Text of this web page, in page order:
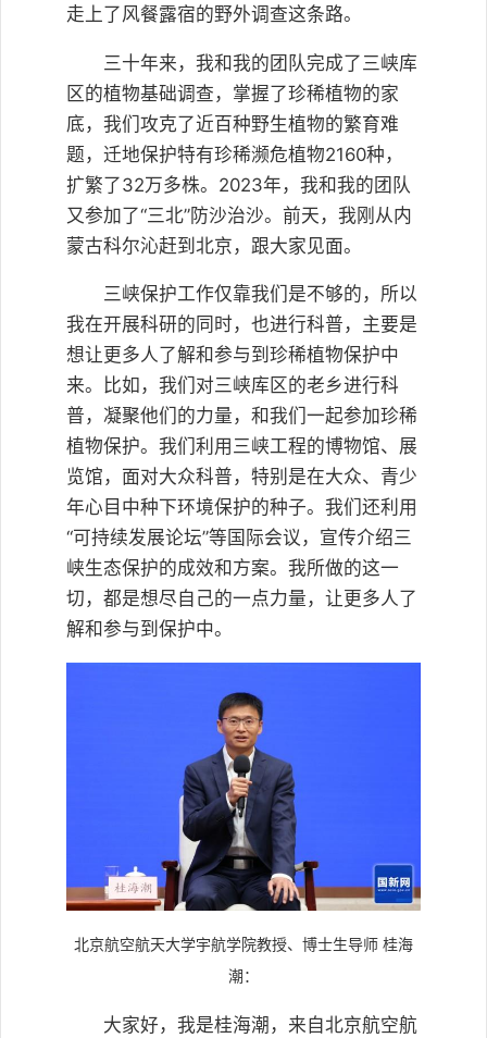
走上了风餐露宿的野外调查这条路。
三十年来，我和我的团队完成了三峡库
区的植物基础调查，掌握了珍稀植物的家
底，我们攻克了近百种野生植物的繁育难
题，迁地保护特有珍稀濒危植物2160种，
扩繁了32万多株。2023年，我和我的团队
又参加了“三北”防沙治沙。前天，我刚从内
蒙古科尔沁赶到北京，跟大家见面。
三峡保护工作仅靠我们是不够的，所以
我在开展科研的同时，也进行科普，主要是
想让更多人了解和参与到珍稀植物保护中
来。比如，我们对三峡库区的老乡进行科
普，凝聚他们的力量，和我们一起参加珍稀
植物保护。我们利用三峡工程的博物馆、展
览馆，面对大众科普，特别是在大众、青少
年心目中种下环境保护的种子。我们还利用
“可持续发展论坛”等国际会议，宣传介绍三
峡生态保护的成效和方案。我所做的这一
切，都是想尽自己的一点力量，让更多人了
解和参与到保护中。
北京航空航天大学宇航学院教授、博士生导师 桂海
潮：
大家好，我是桂海潮，来自北京航空航